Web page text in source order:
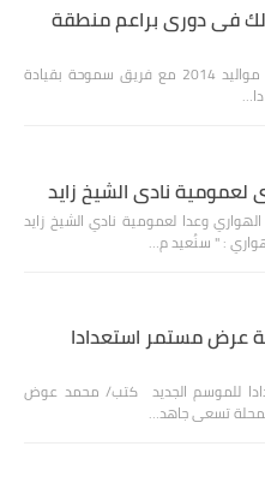
فى دورى براعم منطقة
كتب -مسعد مجاهد تعادل فريق الزمالك مواليد 2014 مع فريق سموحة بقيادة
نادي الشيخ زايد
وعدا لعمومية نادي الشيخ زايد
: " سنُعيد م…
عرض مستمر استعدادا
للموسم الجديد كتب/ محمد عوض
تسعى جاهد…